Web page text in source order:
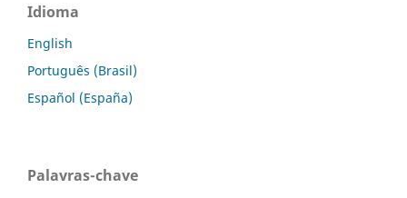
Idioma
English
Português (Brasil)
Español (España)
Palavras-chave